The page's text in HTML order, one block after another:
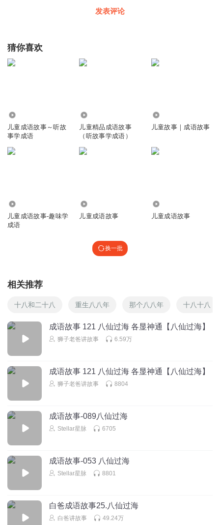
发表评论
猜你喜欢
儿童成语故事～听故
事学成语
儿童精品成语故事
（听故事学成语）
儿童故事｜成语故事
儿童成语故事-趣味学
成语
儿童成语故事 儿童成语故事
换一批
相关推荐
十八和二十八 重生八八年 那个八八年 十八十八
成语故事 121 八仙过海 各显神通【八仙过海】
狮子老爸讲故事 6.59万
成语故事 121 八仙过海 各显神通【八仙过海】
狮子老爸讲故事 8804
成语故事-089八仙过海
Stellar星脉 6705
成语故事-053 八仙过海
Stellar星脉 8801
白爸成语故事25.八仙过海
白爸讲故事 49.24万